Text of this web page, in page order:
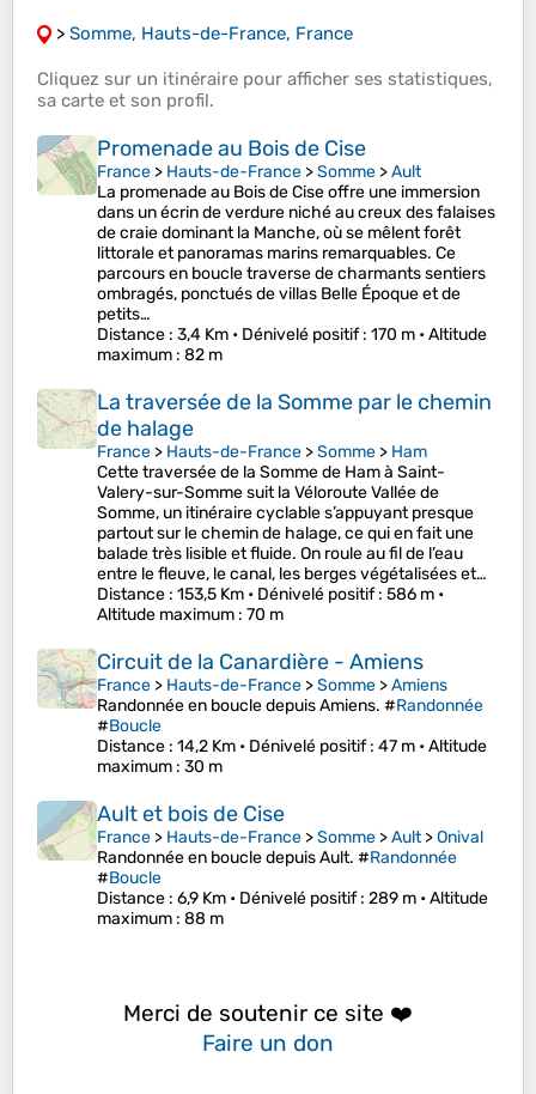
> Somme, Hauts-de-France, France
Cliquez sur un itinéraire pour afficher ses statistiques,
sa carte et son profil.
Promenade au Bois de Cise
France > Hauts-de-France >Somme >Ault
La promenade au Bois de Cise offre une immersion
dans un écrin de verdure niché au creux des falaises
de craie dominant la Manche, où se mêlent forêt
littorale et panoramas marins remarquables. Ce
parcours en boucle traverse de charmants sentiers
ombragés, ponctués de villas Belle Époque et de
petits…
Distance : 3,4 Km • Dénivelé positif: 170 m •Altitude
maximum : 82 m
La traversée de la Somme par le chemin
de halage
France > Hauts-de-France >Somme > Ham
Cette traversée de la Somme de Ham à Saint-
Valery-sur-Somme suit la Véloroute Vallée de
Somme, un itinéraire cyclable s’appuyant presque
partout sur le chemin de halage, ce qui en fait une
balade très lisible et fluide. On roule au fil de l’eau
entre le fleuve, le canal, les berges végétalisées et…
Distance : 153,5 Km • Dénivelé positif: 586 m •
Altitude maximum : 70 m
Circuit de la Canardière - Amiens
France > Hauts-de-France >Somme >Amiens
Randonnée en boucle depuis Amiens. #Randonnée
#Boucle
Distance : 14,2 Km • Dénivelé positif: 47 m •Altitude
maximum : 30 m
Ault et bois de Cise
France > Hauts-de-France >Somme >Ault>Onival
Randonnée en boucle depuis Ault. #Randonnée
#Boucle
Distance : 6,9 Km • Dénivelé positif: 289 m •Altitude
maximum : 88 m
Merci de soutenir ce site ❤️
Faire un don